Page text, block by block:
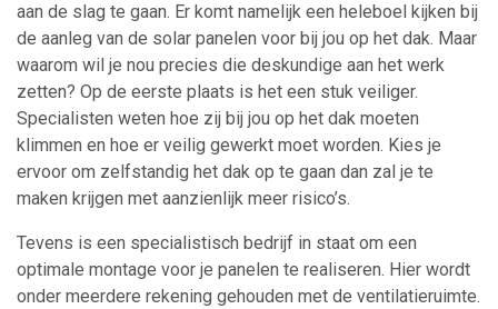
aan de slag te gaan. Er komt namelijk een heleboel kijken bij
de aanleg van de solar panelen voor bij jou op het dak. Maar
waarom wil je nou precies die deskundige aan het werk
zetten? Op de eerste plaats is het een stuk veiliger.
Specialisten weten hoe zij bij jou op het dak moeten
klimmen en hoe er veilig gewerkt moet worden. Kies je
ervoor om zelfstandig het dak op te gaan dan zal je te
maken krijgen met aanzienlijk meer risico’s.
Tevens is een specialistisch bedrijf in staat om een
optimale montage voor je panelen te realiseren. Hier wordt
onder meerdere rekening gehouden met de ventilatieruimte.